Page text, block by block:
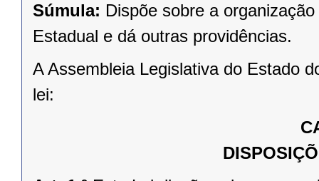
Súmula: Dispõe sobre a
Estadual e dá outras providências.
A Assembleia Legislativa do Estado
lei: